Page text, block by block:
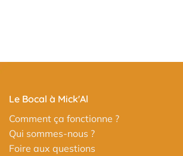
Le Bocal à Mick'Al
Comment ça fonctionne ?
Qui sommes-nous ?
Foire aux questions